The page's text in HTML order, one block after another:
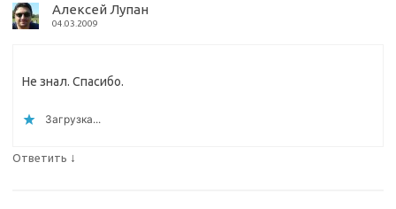
Алексей Лупан
04.03.2009
Не знал. Спасибо.
Загрузка...
Ответить ↓